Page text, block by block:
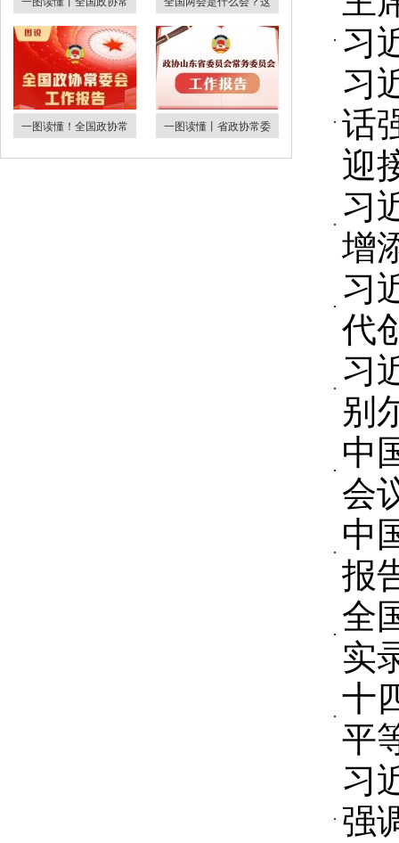
一图读懂！全国政协常 一图读懂丨省政协常委
习
习
话
迎
习
增
习
代
习
别
中
会
中
报
全
实
十
平
习
强